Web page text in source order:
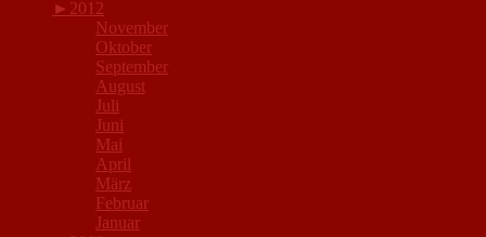
► 2012
November
Oktober
September
August
Juli
Juni
Mai
April
März
Februar
Januar